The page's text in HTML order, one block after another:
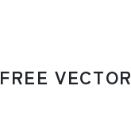
FREE VECTOR